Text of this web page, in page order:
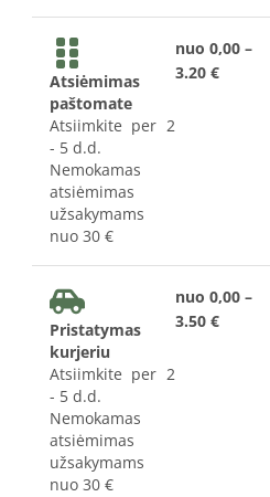
Atsiėmimas
paštomate
Atsiimkite per 2
- 5 d.d.
Nemokamas
atsiėmimas
užsakymams
nuo 30 €
nuo 0,00 –
3.20 €
Pristatymas
kurjeriu
Atsiimkite per 2
- 5 d.d.
Nemokamas
atsiėmimas
užsakymams
nuo 30 €
nuo 0,00 –
3.50 €